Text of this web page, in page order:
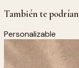
También te
Personalizable